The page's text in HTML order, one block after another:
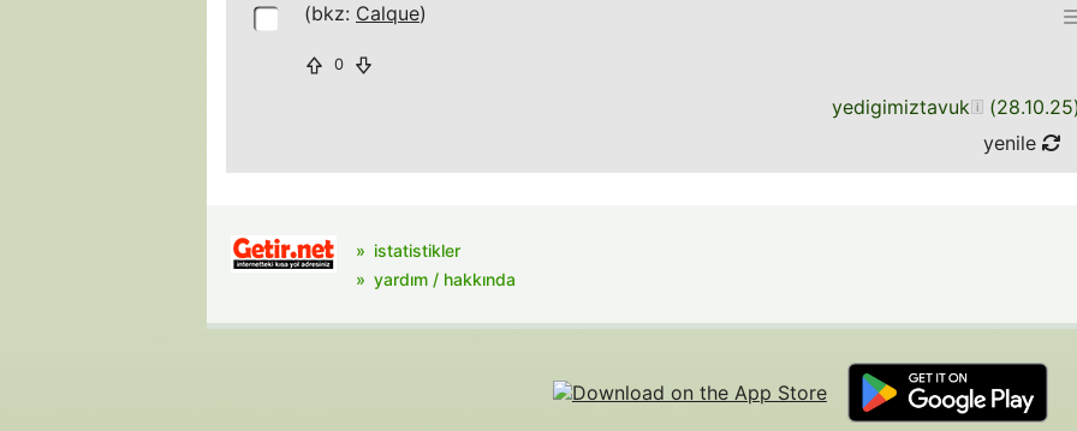
(bkz: Calque)
0
yedigimiztavuk (28.10.25
yenile
istatistikler
yardım / hakkında